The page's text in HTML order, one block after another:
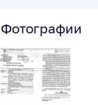
Фотографии